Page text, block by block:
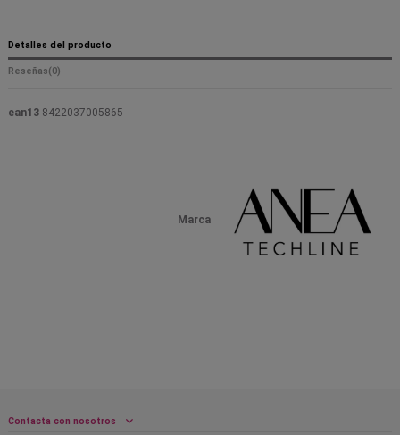
Detalles del producto
Reseñas(0)
Marca
ean13 8422037005865
Contacta con nosotros